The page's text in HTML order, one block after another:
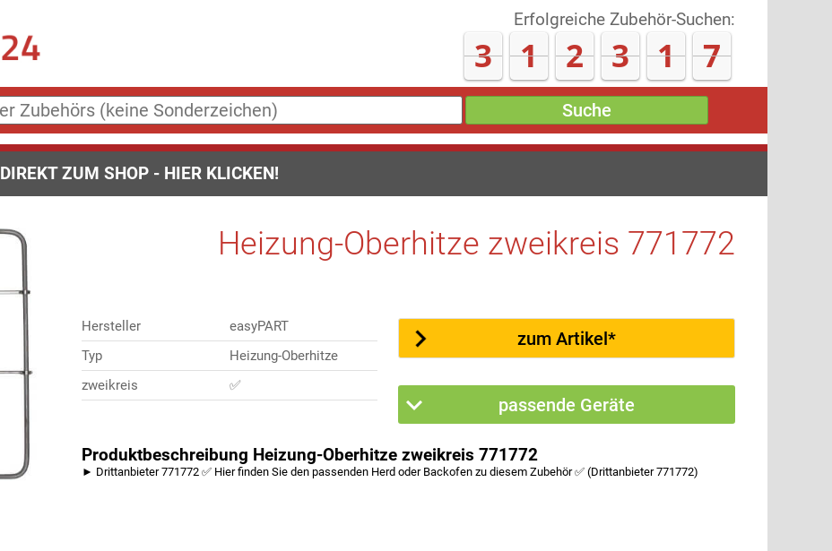
Erfolgreiche Zubehör-Suchen:
3 1 2 3 2 1
Suche
DIREKT ZUM SHOP - HIER KLICKEN!
Heizung-Oberhitze zweikreis 771772
Hersteller
easyPART
Typ
Heizung-Oberhitze
zweikreis
✅
zum Artikel*
passende Geräte
Produktbeschreibung Heizung-Oberhitze zweikreis 771772
► Drittanbieter 771772 ✅ Hier finden Sie den passenden Herd oder Backofen zu diesem Zubehör ✅ (Drittanbieter 771772)